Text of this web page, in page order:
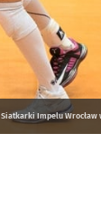
Siatkarki Impelu Wrocław